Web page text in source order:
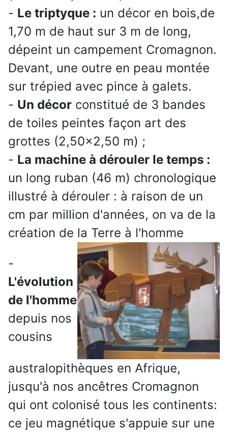
- Le triptyque : un décor en bois,de
1,70 m de haut sur 3 m de long,
dépeint un campement Cromagnon.
Devant, une outre en peau montée
sur trépied avec pince à galets.
- Un décor constitué de 3 bandes
de toiles peintes façon art des
grottes (2,50x2,50 m) ;
- La machine à dérouler le temps :
un long ruban (46 m) chronologique
illustré à dérouler : à raison de un
cm par million d'années, on va de la
création de la Terre à l'homme
-
L'évolution
de l'homme
depuis nos
cousins
australopithèques en Afrique,
jusqu'à nos ancêtres Cromagnon
qui ont colonisé tous les continents:
ce jeu magnétique s'appuie sur une